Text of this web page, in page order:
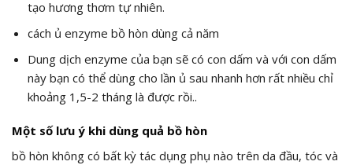
tạo hương thơm tự nhiên.
cách ủ enzyme bồ hòn dùng cả năm
Dung dịch enzyme của bạn sẽ có con dấm và với con dấm
này bạn có thể dùng cho lần ủ sau nhanh hơn rất nhiều chỉ
khoảng 1,5-2 tháng là được rồi..
Một số lưu ý khi dùng quả bồ hòn
bồ hòn không có bất kỳ tác dụng phụ nào trên da đầu, tóc và